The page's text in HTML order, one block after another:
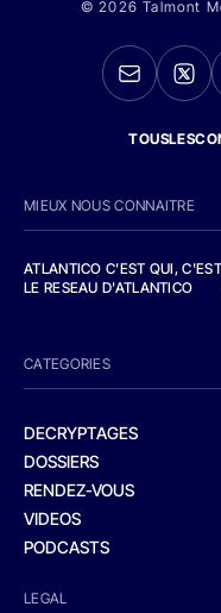
© 2026 Talmont
MIEUX NOUS CONNAITRE
ATLANTICO C'EST QUI,
LE RESEAU D'ATLANTICO
CATEGORIES
DECRYPTAGES
DOSSIERS
RENDEZ-VOUS
VIDEOS
PODCASTS
LEGAL